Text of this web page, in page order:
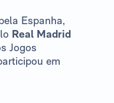
Espanha,
Real Madrid
Jogos
em